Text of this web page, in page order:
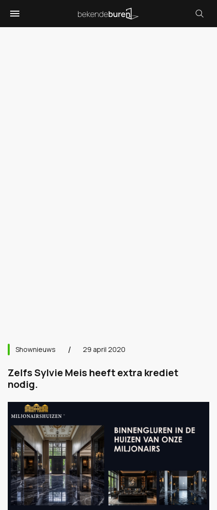
Shownieuws 29 april 2020
Zelfs Sylvie Meis heeft extra krediet
nodig.